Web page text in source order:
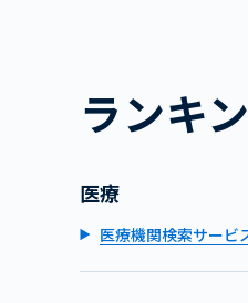
ランキ
医療
医療機関検索サービ